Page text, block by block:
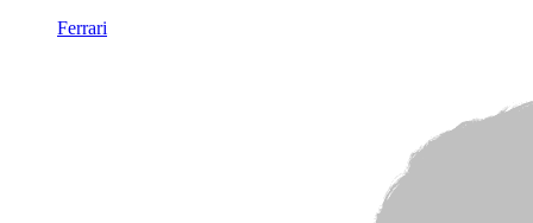
Ferrari